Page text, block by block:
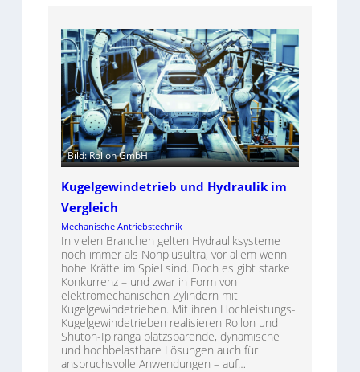
Bild: Rollon GmbH
Kugelgewindetrieb und Hydraulik im
Vergleich
Mechanische Antriebstechnik
In vielen Branchen gelten Hydrauliksysteme
noch immer als Nonplusultra, vor allem wenn
hohe Kräfte im Spiel sind. Doch es gibt starke
Konkurrenz – und zwar in Form von
elektromechanischen Zylindern mit
Kugelgewindetrieben. Mit ihren Hochleistungs-
Kugelgewindetrieben realisieren Rollon und
Shuton-Ipiranga platzsparende, dynamische
und hochbelastbare Lösungen auch für
anspruchsvolle Anwendungen – auf…